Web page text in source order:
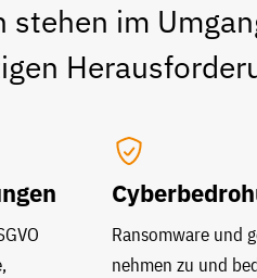
im
Ransomware und
nehmen zu und